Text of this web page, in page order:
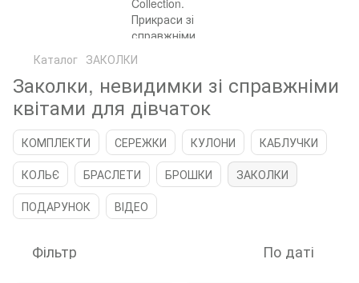
Каталог ЗАКОЛКИ
Заколки, невидимки зі справжніми
квітами для дівчаток
КОМПЛЕКТИ СЕРЕЖКИ КУЛОНИ
КАБЛУЧКИ
КОЛЬЄ
БРАСЛЕТИ БРОШКИ
ЗАКОЛКИ
ПОДАРУНОК
ВІДЕО
Фільтр По даті